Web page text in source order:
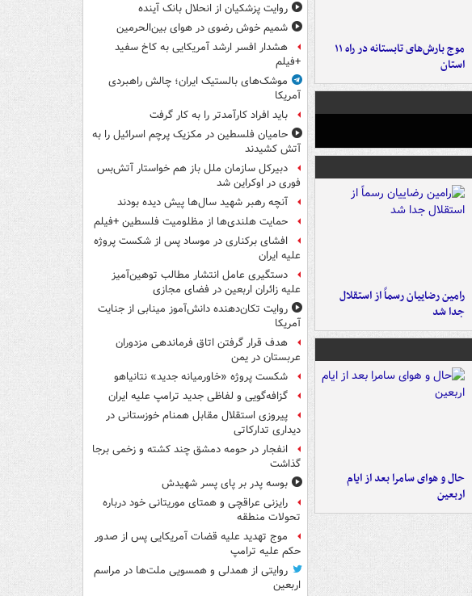
موج بارش‌های تابستانه در راه ۱۱
استان
رامین رضاییان رسماً از استقلال
جدا شد
حال و هوای سامرا بعد از ایام
اربعین
روایت پزشکیان از انحلال بانک آینده
شمیم خوش رضوی در هوای بین‌الحرمین
هشدار افسر ارشد آمریکایی به کاخ سفید
+فیلم
موشک‌های بالستیک ایران؛ چالش راهبردی
آمریکا
باید افراد کارآمدتر را به کار گرفت
حامیان فلسطین در مکزیک پرچم اسرائیل را به
آتش کشیدند
دبیرکل سازمان ملل باز هم خواستار آتش‌بس
فوری در اوکراین شد
آنچه رهبر شهید سال‌ها پیش دیده بودند
حمایت هلندی‌ها از مظلومیت فلسطین +فیلم
افشای برکناری در موساد پس از شکست پروژه
علیه ایران
دستگیری عامل انتشار مطالب توهین‌آمیز
علیه زائران اربعین در فضای مجازی
روایت تکان‌دهنده دانش‌آموز مینابی از جنایت
آمریکا
هدف قرار گرفتن اتاق‌ فرماندهی مزدوران
عربستان در یمن
شکست پروژه «خاورمیانه جدید» نتانیاهو
گزافه‌گویی و لفاظی جدید ترامپ علیه ایران
پیروزی استقلال مقابل همنام خوزستانی در
دیداری تدارکاتی
انفجار در حومه دمشق چند کشته و زخمی برجا
گذاشت
بوسه‌ پدر بر پای پسر شهیدش
رایزنی عراقچی و همتای موریتانی خود درباره
تحولات منطقه
موج تهدید علیه قضات آمریکایی پس از صدور
حکم علیه ترامپ
روایتی از همدلی و همسویی ملت‌ها در مراسم
اربعین